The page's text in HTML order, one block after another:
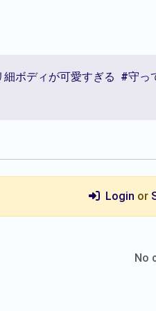
細ボディが可愛すぎる #守っ
Login or
No